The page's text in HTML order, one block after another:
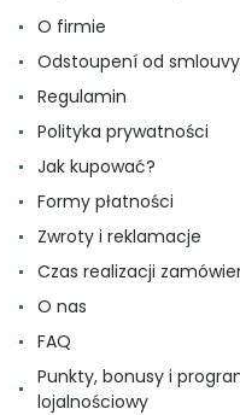
O firmie
Odstoupení od smlouvy
Regulamin
Polityka prywatności
Jak kupować?
Formy płatności
Zwroty i reklamacje
Czas realizacji
O nas
FAQ
Punkty, bonusy i
lojalnościowy